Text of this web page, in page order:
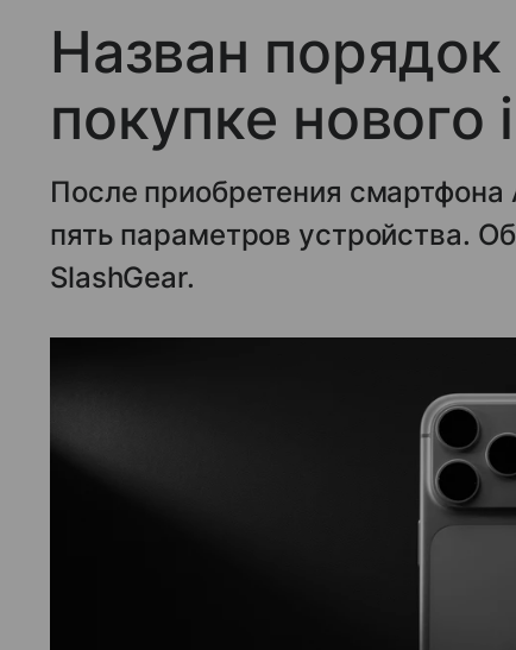
Назван
покупке нового
После приобретения
пять параметров устройства.
SlashGear.